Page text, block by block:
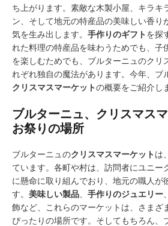
ち上がります。素敵な木製小屋、キラキ
ン、そして地元の特産品の美味しい香り
気を生み出します。 手作りのギフトを探
れた料理の特産品を味わうためでも、子
を楽しむためでも、ブルターニュのクリ
れぞれ独自の魔法があります。今年、ブ
クリスマスマーケットの概要をご紹介し
ブルターニュ、クリスマス
お祭りの場所
ブルターニュのクリスマスマーケットは
ています。各町や村は、訪問者にユニー
に懸命に取り組んでおり、地元の職人が
す。 美味しい製品 手作りのジュエリー
飾など、これらのマーケットは、さまざ
ぴったりの場所です。そしてもちろん、